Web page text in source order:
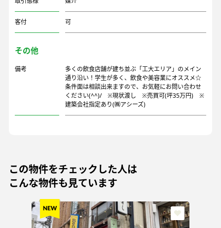
客付 可
その他
備考
多くの飲食店舗が建ち並ぶ「工大エリア」のメイン
通り沿い！学生が多く、飲食や美容業にオススメ☆
条件面は相談出来ますので、お気軽にお問い合わせ
ください(^^)/ ※現状渡し ※売買可(坪35万円) ※
建築会社指定あり(㈱アシーズ)
この物件をチェックした人は
こんな物件も見ています